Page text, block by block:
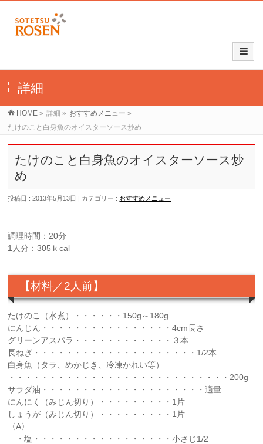
詳細
HOME » 詳細 » おすすめメニュー »
たけのこと白身魚のオイスターソース炒め
たけのこと白身魚のオイスターソース炒
め
投稿日 : 2013年5月13日 カテゴリー : おすすめメニュー
調理時間：20分
1人分：305ｋcal
【材料／2人前】
たけのこ（水煮）・・・・・・150g～180g
にんじん・・・・・・・・・・・・・・・・4cm長さ
グリーンアスパラ・・・・・・・・・・・・３本
長ねぎ・・・・・・・・・・・・・・・・・・・・1/2本
白身魚（タラ、めかじき、冷凍かれい等）
・・・・・・・・・・・・・・・・・・・・・・・・・・・200g
サラダ油・・・・・・・・・・・・・・・・・・・・適量
にんにく（みじん切り）・・・・・・・・・1片
しょうが（みじん切り）・・・・・・・・・1片
〈A〉
・塩・・・・・・・・・・・・・・・・・小さじ1/2